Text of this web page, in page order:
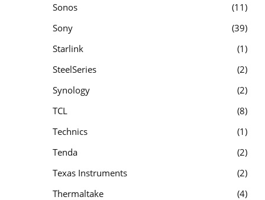
Sonos
11
Sony
39
Starlink
1
SteelSeries
2
Synology
2
TCL
8
Technics
1
Tenda
2
Texas Instruments
2
Thermaltake
4